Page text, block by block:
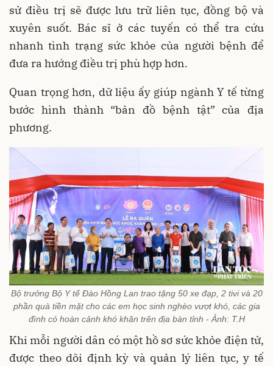
sử điều trị sẽ được lưu trữ liên tục, đồng bộ và
xuyên suốt. Bác sĩ ở các tuyến có thể tra cứu
nhanh tình trạng sức khỏe của người bệnh để
đưa ra hướng điều trị phù hợp hơn.
Quan trọng hơn, dữ liệu ấy giúp ngành Y tế từng
bước hình thành “bản đồ bệnh tật” của địa
phương.
Bộ trưởng Bộ Y tế Đào Hồng Lan trao tặng 50 xe đạp, 2 tivi và 20
phần quà tiền mặt cho các em học sinh nghèo vượt khó, các gia
đình có hoàn cảnh khó khăn trên địa bàn tỉnh - Ảnh: T.H
Khi mỗi người dân có một hồ sơ sức khỏe điện tử,
được theo dõi định kỳ và quản lý liên tục, y tế